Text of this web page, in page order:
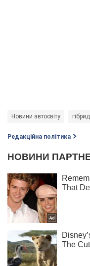
Новини автосвіту гібрид
Редакційна політика